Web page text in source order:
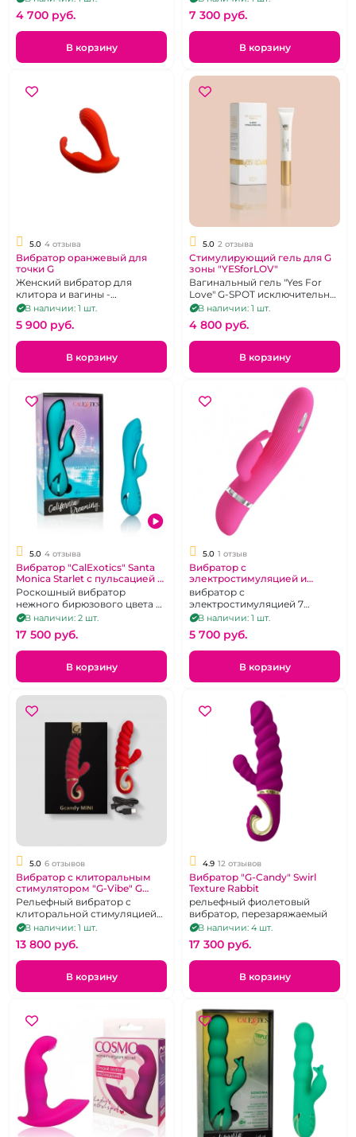
кольцеобразной ручкой.
4 700 pуб.
В корзину
7 300 pуб.
В корзину
5.0 4 отзыва
Вибратор оранжевый для
точки G
Женский вибратор для
клитора и вагины -
вагинальная пробка
В наличии: 1 шт.
5 900 pуб.
В корзину
5.0 2 отзыва
Стимулирующий гель для G
зоны "YESforLOV"
Вагинальный гель "Yes For
Love" G-SPOT исключительно
для возбуждения женщин,10
g
В наличии: 1 шт.
4 800 pуб.
В корзину
5.0 4 отзыва
Вибратор "CalExotics" Santa
Monica Starlet с пульсацией в
зоне G, бирюзовый
Роскошный вибратор
нежного бирюзового цвета из
силикона с пульсацией для
точки G и клиторальным
стимулятором.
В наличии: 2 шт.
17 500 pуб.
В корзину
5.0 1 отзыв
Вибратор с
электростимуляцией и
клиторальной стимуляцией
"Pretty love" Ingram розовый
вибратор с
электростимуляцией 7
режимов вибрации и 1 режим
электростимуляции
В наличии: 1 шт.
5 700 pуб.
В корзину
5.0 6 отзывов
Вибратор с клиторальным
стимулятором "G-Vibe" G
Candy mini красный
рельефный
Рельефный вибратор с
клиторальной стимуляцией
красно-кораллового цвета.
В наличии: 1 шт.
13 800 pуб.
В корзину
4.9 12 отзывов
Вибратор "G-Candy" Swirl
Texture Rabbit
рельефный фиолетовый
вибратор, перезаряжаемый
В наличии: 4 шт.
17 300 pуб.
В корзину